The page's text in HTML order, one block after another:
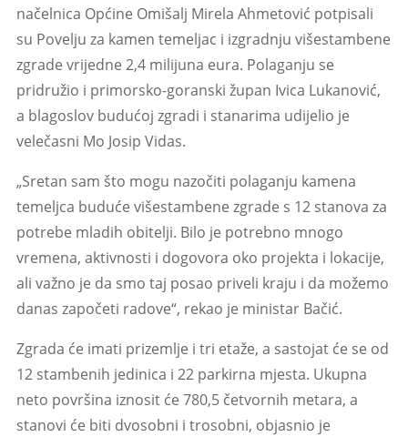
načelnica Općine Omišalj Mirela Ahmetović potpisali
su Povelju za kamen temeljac i izgradnju višestambene
zgrade vrijedne 2,4 milijuna eura. Polaganju se
pridružio i primorsko-goranski župan Ivica Lukanović,
a blagoslov budućoj zgradi i stanarima udijelio je
velečasni Mo Josip Vidas.
„Sretan sam što mogu nazočiti polaganju kamena
temeljca buduće višestambene zgrade s 12 stanova za
potrebe mladih obitelji. Bilo je potrebno mnogo
vremena, aktivnosti i dogovora oko projekta i lokacije,
ali važno je da smo taj posao priveli kraju i da možemo
danas započeti radove“, rekao je ministar Bačić.
Zgrada će imati prizemlje i tri etaže, a sastojat će se od
12 stambenih jedinica i 22 parkirna mjesta. Ukupna
neto površina iznosit će 780,5 četvornih metara, a
stanovi će biti dvosobni i trosobni, objasnio je